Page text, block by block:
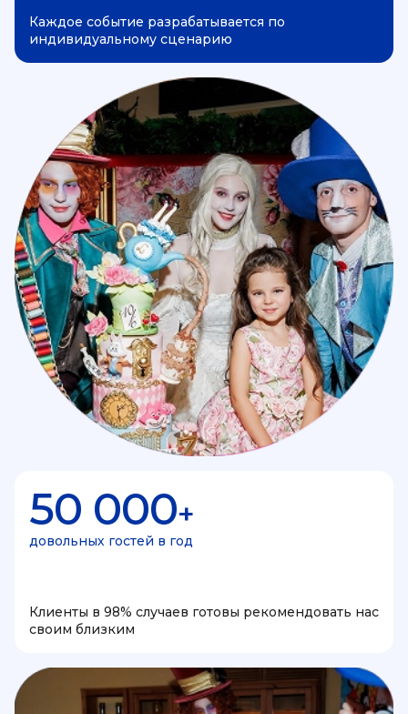
Каждое событие разрабатывается по
индивидуальному сценарию
50 000+
довольных гостей в год
Клиенты в 98% случаев готовы рекомендовать нас
своим близким